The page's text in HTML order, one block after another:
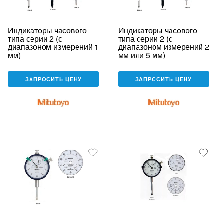
Индикаторы часового
типа серии 2 (с
диапазоном измерений 1
мм)
ЗАПРОСИТЬ ЦЕНУ
Индикаторы часового
типа серии 2 (с
диапазоном измерений 2
мм или 5 мм)
ЗАПРОСИТЬ ЦЕНУ